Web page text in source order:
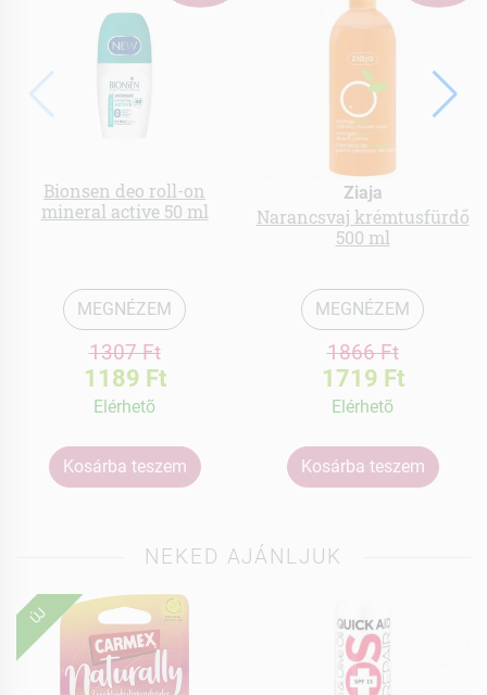
Bionsen deo roll-on
mineral active 50 ml
MEGNÉZEM
1307 Ft
1189 Ft
Elérhetõ
Kosárba teszem
Ziaja
Narancsvaj krémtusfürdő
500 ml
MEGNÉZEM
1866 Ft
1719 Ft
Elérhetõ
Kosárba teszem
NEKED AJÁNLJUK
ÚJ